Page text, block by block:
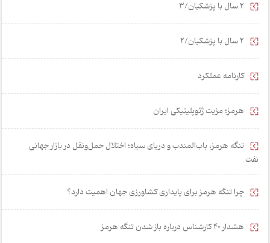
کارنامه عملکرد
هرمز؛ مزیت ژئوپلیتیکی ایران
تنگه هرمز، باب‌المندب و دریای سیاه؛ اختلال حمل‌ونقل در بازار جهانی
نفت
چرا تنگه هرمز برای پایداری کشاورزی جهان اهمیت دارد؟
هشدار 40 کارشناس درباره باز شدن تنگه هرمز